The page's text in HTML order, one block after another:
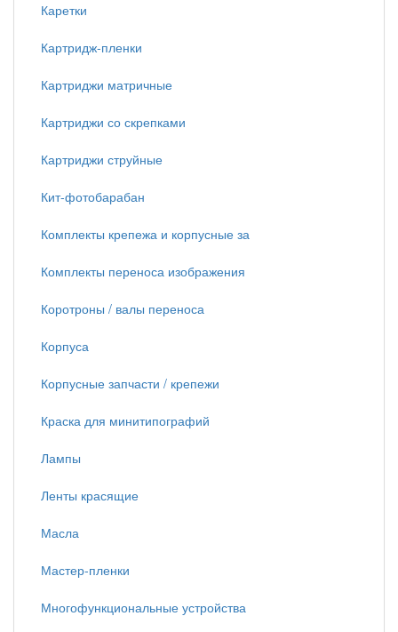
Каретки
Картридж-пленки
Картриджи матричные
Картриджи со скрепками
Картриджи струйные
Кит-фотобарабан
Комплекты крепежа и корпусные за
Комплекты переноса изображения
Коротроны / валы переноса
Корпуса
Корпусные запчасти / крепежи
Краска для минитипографий
Лампы
Ленты красящие
Масла
Мастер-пленки
Многофункциональные устройства